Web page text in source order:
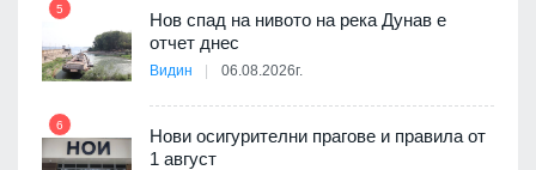
5
Нов спад на нивото на река Дунав е
отчет днес
Видин 06.08.2026г.
6
Нови осигурителни прагове и правила от
1 август